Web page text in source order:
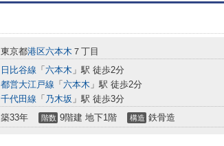
東京都港区六本木 ７丁目
日比谷線 「 六本木 」駅 徒歩2分
都営大江戸線 「 六本木 」駅 徒歩2分
千代田線 「 乃木坂 」駅 徒歩3分
築33年 階数 9階建 地下1階 構造 鉄骨造